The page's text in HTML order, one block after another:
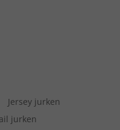
Jersey jurken
jurken